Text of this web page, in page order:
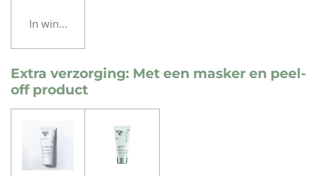
In winkelwagen
Extra verzorging: Met een masker en peel-
off product